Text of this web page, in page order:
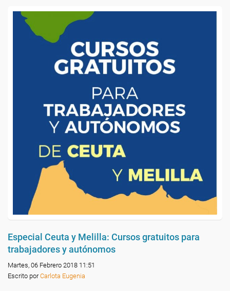
Especial Ceuta y Melilla: Cursos gratuitos para
trabajadores y autónomos
Martes, 06 Febrero 2018 11:51
Escrito porCarlota Eugenia